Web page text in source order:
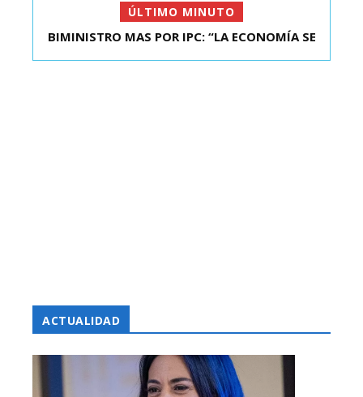
ÚLTIMO MINUTO
KAST SE REUNIÓ CON EL PRESIDENTE ELECTO DE
BIMINISTRO MAS POR IPC: “LA ECONOMÍA SE
ACTUALIDAD